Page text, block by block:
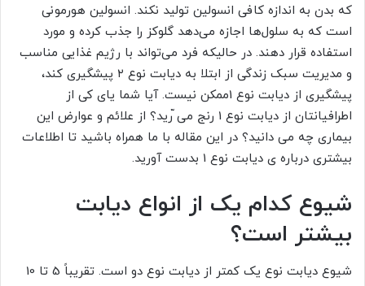
که بدن به اندازه کافی انسولین تولید نکند. انسولین هورمونی
است که به سلول‌ها اجازه می‌دهد گلوکز را جذب کرده و مورد
استفاده قرار دهند. در حالیکه فرد می‌تواند با رژیم غذایی مناسب
و مدیریت سبک زندگی از ابتلا به دیابت نوع ۲ پیشگیری کند،
پیشگیری از دیابت نوع 1ممکن نیست. آیا شما یای کی از
اطرافیانتان از دیابت نوع 1 رنج می ّرید؟ از علائم و عوارض این
بیماری چه می دانید؟ در این مقاله با ما همراه باشید تا اطلاعات
بیشتری درباره ی دیابت نوع 1 بدست آورید.
شیوع کدام یک از انواع دیابت
بیشتر است؟
شیوع دیابت نوع یک کمتر از دیابت نوع دو است. تقریباً 5 تا 10